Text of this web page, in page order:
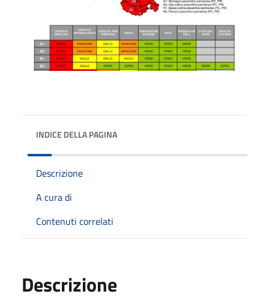
INDICE DELLA PAGINA
Descrizione
A cura di
Contenuti correlati
Descrizione